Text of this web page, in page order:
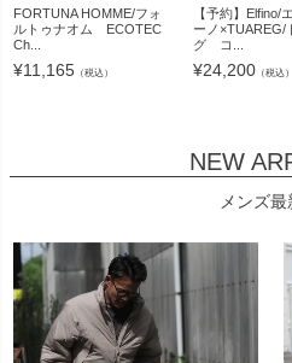
FORTUNA HOMME/フォ
ルトゥナオム ECOTEC
Ch...
¥11,165 （税込）
【予約】Elfino/
ーノ×TUAREG/
グ コ...
¥24,200 （税込）
NEW
メンズ